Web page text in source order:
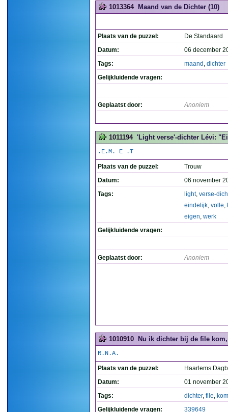
1013364 Maand van de Dichter (10)
Plaats van de puzzel:
De Standaard
Datum:
06 december
Tags:
maand , dichter
Gelijkluidende vragen:
Geplaatst door: Anoniem
1011194 'Light verse'-dichter Lévi:
.E.M. E .T
Plaats van de puzzel:
Trouw
Datum:
06 november
Tags:
light, verse-
eindelijk, volle,
eigen, werk
Gelijkluidende vragen:
Geplaatst door: Anoniem
1010910 Nu ik dichter bij de file
R.N.A.
Plaats van de puzzel:
Haarlems
Datum:
01 november
Tags:
dichter, file, kom
Gelijkluidende vragen:
339649